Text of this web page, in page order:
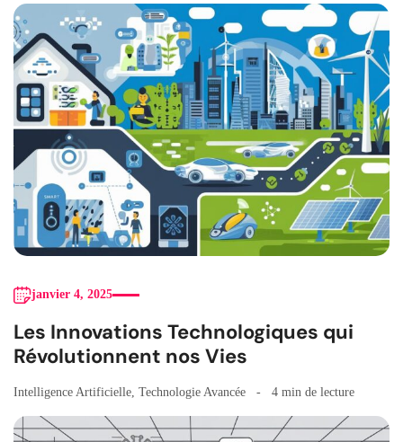
janvier 4, 2025
Les Innovations Technologiques qui
Révolutionnent nos Vies
Intelligence Artificielle, Technologie Avancée 4 min de lecture